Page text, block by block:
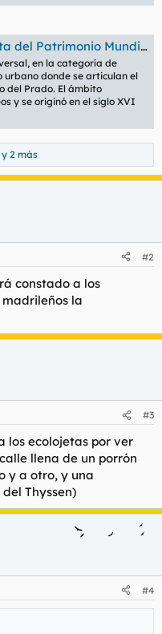
del Patrimonio Mundial
en la categoría de
urbano donde se articulan el
del Prado. El ámbito
y se originó en el siglo XVI
y 2 más
#2
constado a los
la
#3
los ecolojetas por ver
llena de un porrón
y a otro, y una
Thyssen)
#4